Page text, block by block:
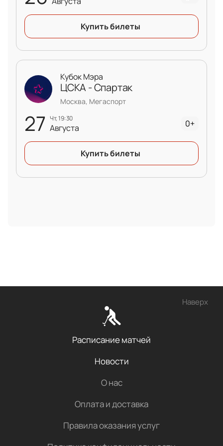
первом матче нового сезона КХЛ между
"Авангардом" и "ЦСКА"! Билеты на игру уже
Купить билеты
27 чт, 19:30
Августа
Кубок Мэра
ЦСКА - Спартак
Москва, Мегаспорт
0+
Купить билеты
Наверх
Расписание матчей
Новости
О нас
Оплата и доставка
Правила оказания услуг